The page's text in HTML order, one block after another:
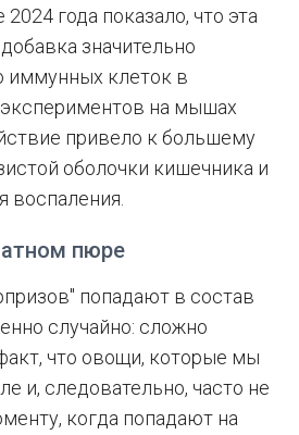
года показало, что эта
значительно
иммунных клеток в
на мышах
привело к большему
оболочки кишечника и
пюре
попадают в состав
случайно: сложно
что овощи, которые мы
и, следовательно, часто не
когда попадают на